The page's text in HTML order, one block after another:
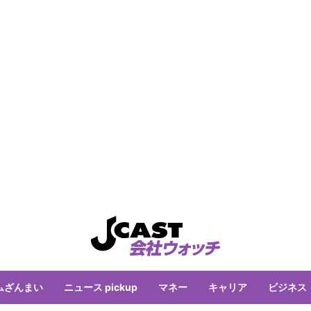
ざんまい ニュース pickup マネー キャリア ビジネス